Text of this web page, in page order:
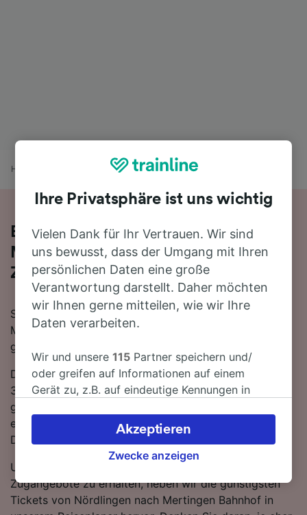
Home Nördlingen nach Mertingen Bahnhof
Bequem von Nördlingen nach
Mertingen Bahnhof - nehmen Sie den
Zug!
Sie wollen mit dem Zug von Nördlingen nach
Mertingen Bahnhof reisen? Dann sind Sie bei uns
genau richtig!
Die Fahrtzeit beträgt mit der schnellsten Verbindung
39 Minuten. Auf der 32 km langen Strecke fahren für
gewöhnlich 20 Züge am Tag. Es ist kein Umsteigen
erforderlich, da ab Mertingen Bahnhof
Direktverbindungen verfügbar sind.
Um Ihnen dabei behilflich zu sein, die besten
Zugangebote zu erhalten, heben wir die günstigsten
Tickets von Nördlingen nach Mertingen Bahnhof in
Ihre Privatsphäre ist uns wichtig
Vielen Dank für Ihr Vertrauen. Wir sind
uns bewusst, dass der Umgang mit Ihren
persönlichen Daten eine große
Verantwortung darstellt. Daher möchten
wir Ihnen gerne mitteilen, wie wir Ihre
Daten verarbeiten.
Wir und unsere115 Partner speichern und/
oder greifen auf Informationen auf einem
Gerät zu, z.B. auf eindeutige Kennungen in
verarbeiten. Sie können Ihre Präferenzen
akzeptieren oder verwalten, einschließlich
Ihres Widerspruchsrechts bei berechtigtem
besuchen Sie jederzeit die Seite der
Datenschutzrichtlinie. Diese Präferenzen
Zwecke anzeigen
Akzeptieren